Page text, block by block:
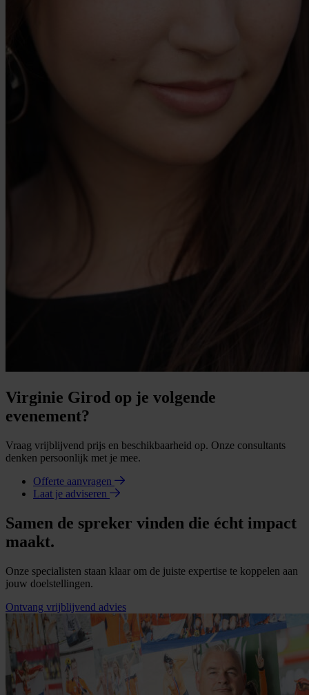
Virginie Girod op je volgende
evenement?
Vraag vrijblijvend prijs en beschikbaarheid op. Onze consultants
denken persoonlijk met je mee.
Offerte aanvragen
Laat je adviseren
Samen de spreker vinden die écht impact
maakt.
Onze specialisten staan klaar om de juiste expertise te koppelen aan
jouw doelstellingen.
Ontvang vrijblijvend advies